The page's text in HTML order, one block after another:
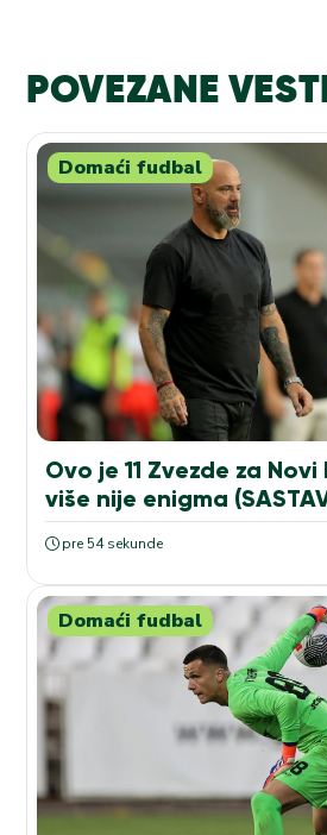
POVEZANE VESTI
Domaći fudbal
Ovo je 11 Zvezde za Novi
više nije enigma
pre 54 sekunde
Domaći fudbal